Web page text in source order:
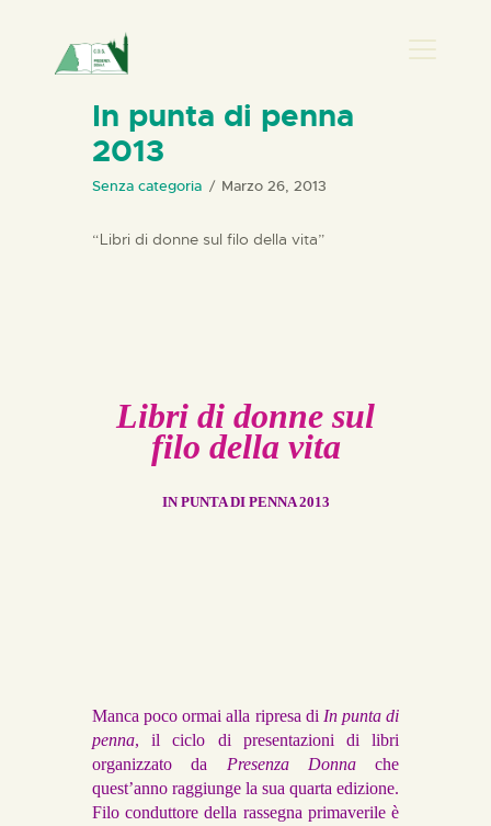
HOME
CHI SIAMO
In punta di penna
2013
Senza categoria Marzo 26, 2013
“Libri di donne sul filo della vita”
Libri di donne sul
filo della vita
IN PUNTA DI PENNA 2013
Manca poco ormai alla ripresa di In punta di
penna, il ciclo di presentazioni di libri
organizzato da Presenza Donnache
quest’anno raggiunge la sua quarta edizione.
Filo conduttore della rassegna primaverile è